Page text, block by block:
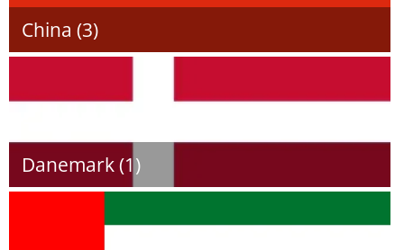
China (3)
Danemark (1)